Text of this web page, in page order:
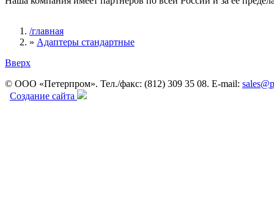
Вы здесь
/главная
» Адаптеры стандартные
Вверх
© ООО «Петерпром». Тел./факс: (812) 309 35 08. E-mail:
Создание сайта